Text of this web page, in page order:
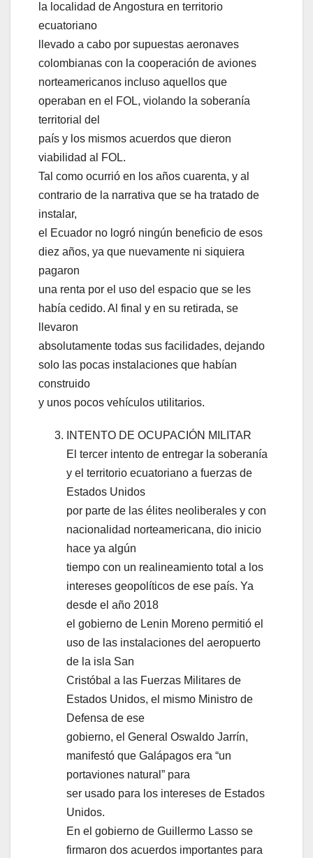
la localidad de Angostura en territorio
ecuatoriano
llevado a cabo por supuestas aeronaves
colombianas con la cooperación de aviones
norteamericanos incluso aquellos que
operaban en el FOL, violando la soberanía
territorial del
país y los mismos acuerdos que dieron
viabilidad al FOL.
Tal como ocurrió en los años cuarenta, y al
contrario de la narrativa que se ha tratado de
instalar,
el Ecuador no logró ningún beneficio de esos
diez años, ya que nuevamente ni siquiera
pagaron
una renta por el uso del espacio que se les
había cedido. Al final y en su retirada, se
llevaron
absolutamente todas sus facilidades, dejando
solo las pocas instalaciones que habían
construido
y unos pocos vehículos utilitarios.
INTENTO DE OCUPACIÓN MILITAR
El tercer intento de entregar la soberanía
y el territorio ecuatoriano a fuerzas de
Estados Unidos
por parte de las élites neoliberales y con
nacionalidad norteamericana, dio inicio
hace ya algún
tiempo con un realineamiento total a los
intereses geopolíticos de ese país. Ya
desde el año 2018
el gobierno de Lenin Moreno permitió el
uso de las instalaciones del aeropuerto
de la isla San
Cristóbal a las Fuerzas Militares de
Estados Unidos, el mismo Ministro de
Defensa de ese
gobierno, el General Oswaldo Jarrín,
manifestó que Galápagos era “un
portaviones natural” para
ser usado para los intereses de Estados
Unidos.
En el gobierno de Guillermo Lasso se
firmaron dos acuerdos importantes para